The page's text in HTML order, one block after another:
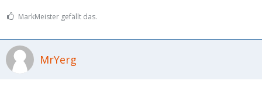
MarkMeister gefällt das.
MrYerg